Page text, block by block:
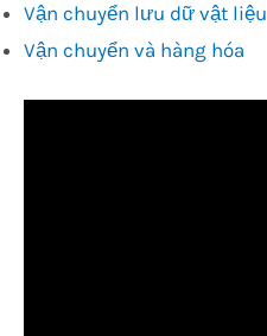
Vận chuyển lưu dữ vật liệu
Vận chuyển và hàng hóa